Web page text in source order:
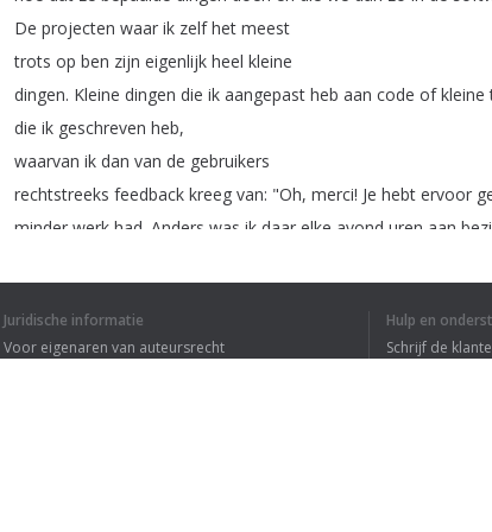
De projecten waar ik zelf het meest
trots op ben zijn eigenlijk heel kleine
dingen. Kleine dingen die ik aangepast heb aan code of kleine
die ik geschreven heb,
waarvan ik dan van de gebruikers
rechtstreeks feedback kreeg van: "Oh, merci! Je hebt ervoor
minder werk had Anders was ik daar elke avond uren aan
Juridische informatie
Voor eigenaren van auteursrecht
Hulp en
Schrijf de